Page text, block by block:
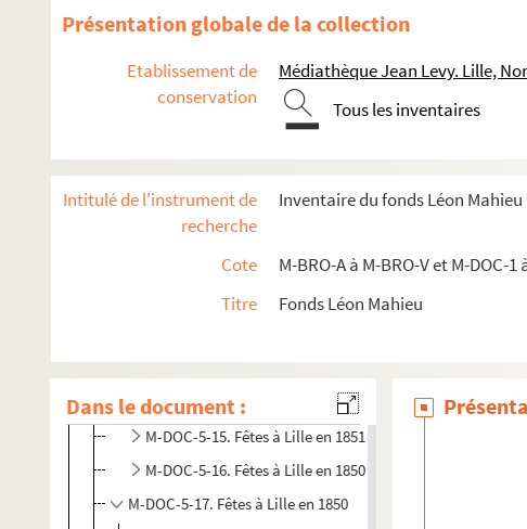
Présentation globale de la collection
Etablissement de
conservation
Médiathèque Jean Levy. Lille,
Tous les inventaires
Intitulé de l'instrument de
recherche
Inventaire du fonds Léon Mahieu
Cote
M-BRO-A à M-BRO-V et M-DOC-1
Titre
Fonds Léon Mahieu
Dans le document :
M-DOC-5-3. Fête communale à Lille en 1867
M-DOC-5-4. Fête communale à Lille en 1863
M-DOC-5-5. Fêtes à Lille en 1866
M-DOC-5-6. Fête communale à Lille en 1864 et 1865
M-DOC-5-8. Fête à Lille et à Douai en 1861
M-DOC-5-9. Fêtes à Lille en 1860
M-DOC-5-10. Fête de l'Empereur des français
M-DOC-5-11. Fêtes à Lille en 1858
M-DOC-5-13. Sans titre
M-DOC-5-14. Fêtes à Lille en 1852
M-DOC-5-15. Fêtes à Lille en 1851
M-DOC-5-16. Fêtes à Lille en 1850
M-DOC-5-17. Fêtes à Lille en 1850